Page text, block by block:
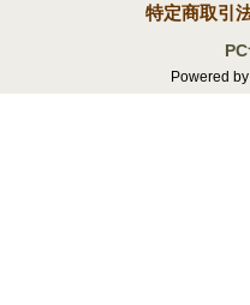
特定商取引
Powered by